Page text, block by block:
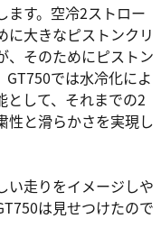
ます。空冷2ストロー
に大きなピストンクリ
、そのためにピストン
GT750では水冷化によ
として、それまでの2
性と滑らかさを実現し
い走りをイメージしや
は見せつけたので